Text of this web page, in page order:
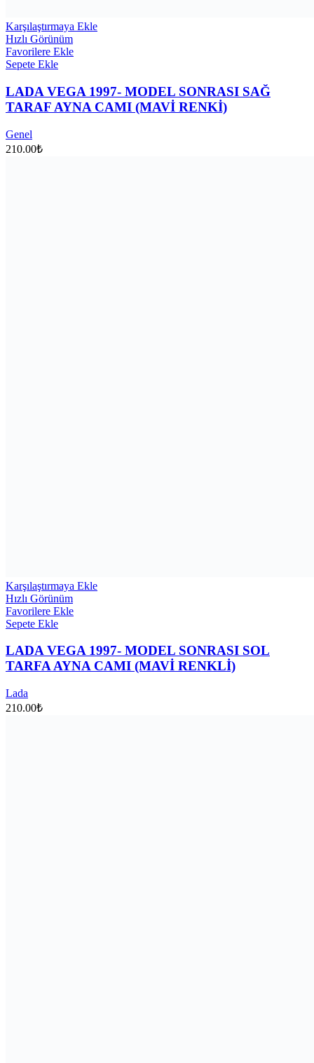
Karşılaştırmaya Ekle
Hızlı Görünüm
Favorilere Ekle
Sepete Ekle
LADA VEGA 1997- MODEL SONRASI SAĞ
TARAF AYNA CAMI (MAVİ RENKİ)
Genel
210.00₺
Karşılaştırmaya Ekle
Hızlı Görünüm
Favorilere Ekle
Sepete Ekle
LADA VEGA 1997- MODEL SONRASI SOL
TARFA AYNA CAMI (MAVİ RENKLİ)
Lada
210.00₺